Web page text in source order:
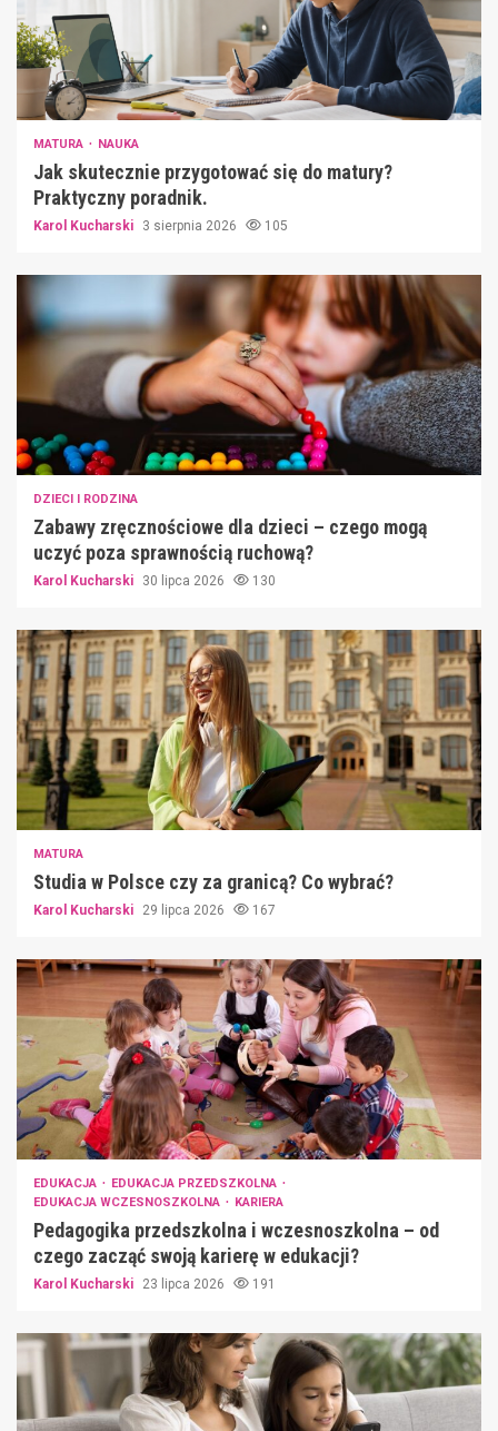
MATURA NAUKA
Jak skutecznie przygotować się do matury?
Praktyczny poradnik.
Karol Kucharski 3 sierpnia 2026 105
DZIECI I RODZINA
Zabawy zręcznościowe dla dzieci – czego mogą
uczyć poza sprawnością ruchową?
Karol Kucharski 30 lipca 2026 130
MATURA
Studia w Polsce czy za granicą? Co wybrać?
Karol Kucharski 29 lipca 2026 167
EDUKACJA
EDUKACJA PRZEDSZKOLNA
EDUKACJA WCZESNOSZKOLNA
KARIERA
Pedagogika przedszkolna i wczesnoszkolna – od
czego zacząć swoją karierę w edukacji?
Karol Kucharski 23 lipca 2026 191